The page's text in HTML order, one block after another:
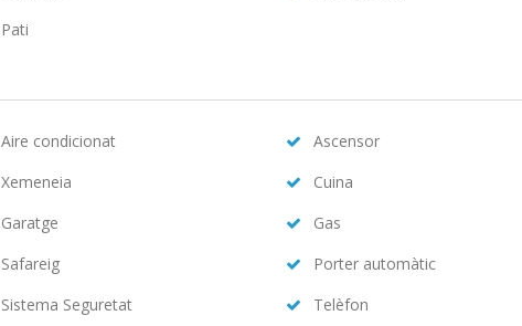
Pati
Aire condicionat
Ascensor
Xemeneia
Cuina
Garatge
Gas
Safareig
Porter automàtic
Sistema Seguretat
Telèfon